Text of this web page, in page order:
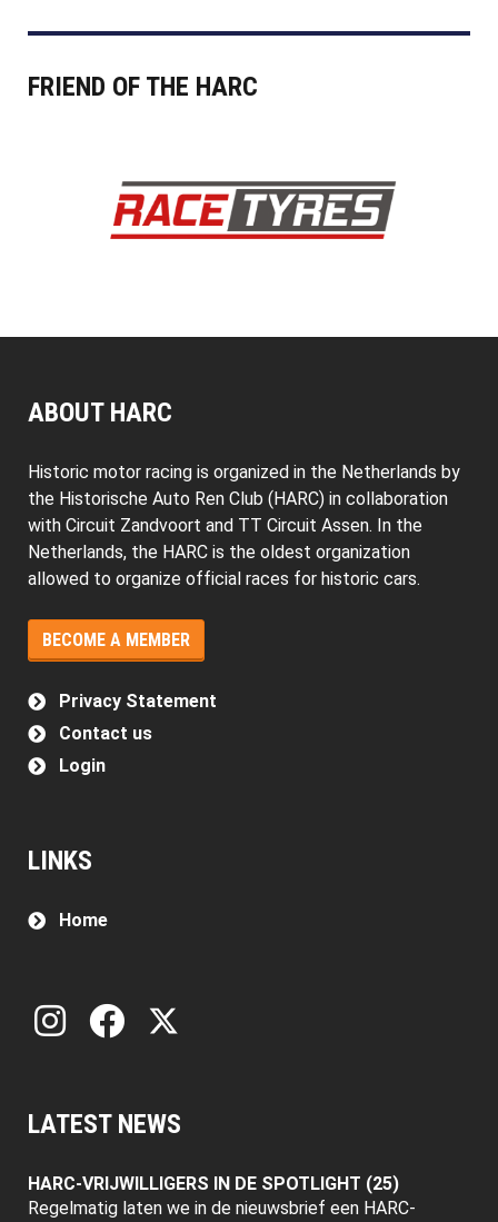
FRIEND OF THE HARC
ABOUT HARC
Historic motor racing is organized in the Netherlands by
the Historische Auto Ren Club (HARC) in collaboration
with Circuit Zandvoort and TT Circuit Assen. In the
Netherlands, the HARC is the oldest organization
allowed to organize official races for historic cars.
BECOME A MEMBER
Privacy Statement
Contact us
Login
LINKS
Home
LATEST NEWS
HARC-VRIJWILLIGERS IN DE SPOTLIGHT (25)
Regelmatig laten we in de nieuwsbrief een HARC-